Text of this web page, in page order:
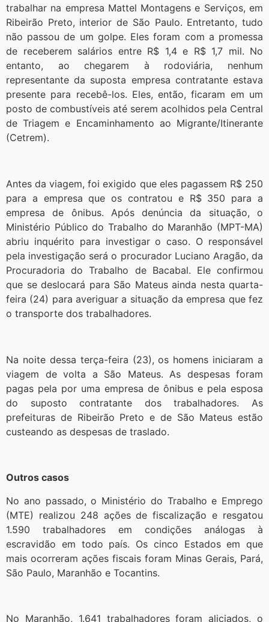
trabalhar na empresa Mattel Montagens e Serviços, em
Ribeirão Preto, interior de São Paulo. Entretanto, tudo
não passou de um golpe. Eles foram com a promessa
de receberem salários entre R$ 1,4 e R$ 1,7 mil. No
entanto, ao chegarem à rodoviária, nenhum
representante da suposta empresa contratante estava
presente para recebê-los. Eles, então, ficaram em um
posto de combustíveis até serem acolhidos pela Central
de Triagem e Encaminhamento ao Migrante/Itinerante
(Cetrem).
Antes da viagem, foi exigido que eles pagassem R$ 250
para a empresa que os contratou e R$ 350 para a
empresa de ônibus. Após denúncia da situação, o
Ministério Público do Trabalho do Maranhão (MPT-MA)
abriu inquérito para investigar o caso. O responsável
pela investigação será o procurador Luciano Aragão, da
Procuradoria do Trabalho de Bacabal. Ele confirmou
que se deslocará para São Mateus ainda nesta quarta-
feira (24) para averiguar a situação da empresa que fez
o transporte dos trabalhadores.
Na noite dessa terça-feira (23), os homens iniciaram a
viagem de volta a São Mateus. As despesas foram
pagas pela por uma empresa de ônibus e pela esposa
do suposto contratante dos trabalhadores. As
prefeituras de Ribeirão Preto e de São Mateus estão
custeando as despesas de traslado.
Outros casos
No ano passado, o Ministério do Trabalho e Emprego
(MTE) realizou 248 ações de fiscalização e resgatou
1.590 trabalhadores em condições análogas à
escravidão em todo país. Os cinco Estados em que
mais ocorreram ações fiscais foram Minas Gerais, Pará,
São Paulo, Maranhão e Tocantins.
No Maranhão, 1.641 trabalhadores foram aliciados, o